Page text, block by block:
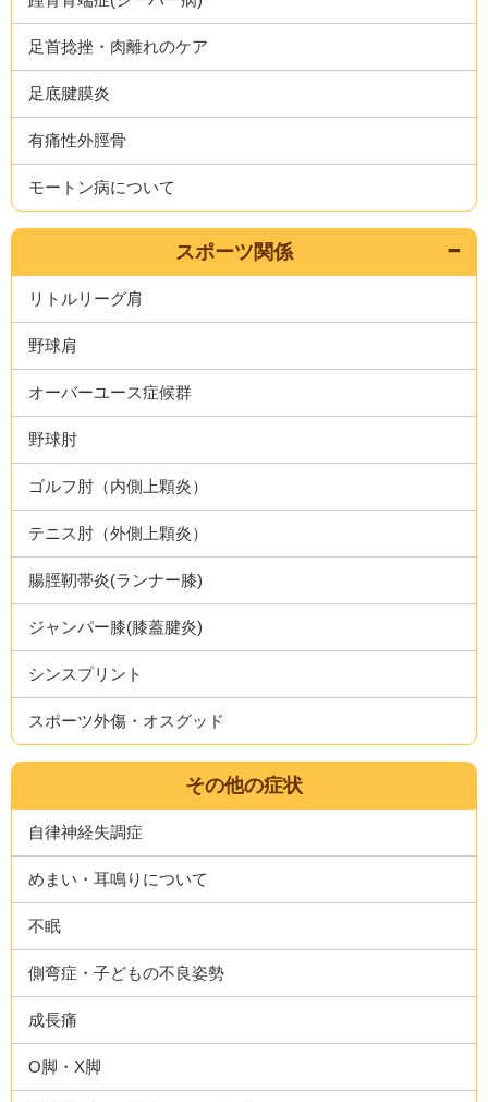
足首捻挫・肉離れのケア
足底腱膜炎
有痛性外脛骨
モートン病について
スポーツ関係
リトルリーグ肩
野球肩
オーバーユース症候群
野球肘
ゴルフ肘（内側上顆炎）
テニス肘（外側上顆炎）
腸脛靭帯炎(ランナー膝)
ジャンパー膝(膝蓋腱炎)
シンスプリント
スポーツ外傷・オスグッド
その他の症状
自律神経失調症
めまい・耳鳴りについて
不眠
側弯症・子どもの不良姿勢
成長痛
O脚・X脚